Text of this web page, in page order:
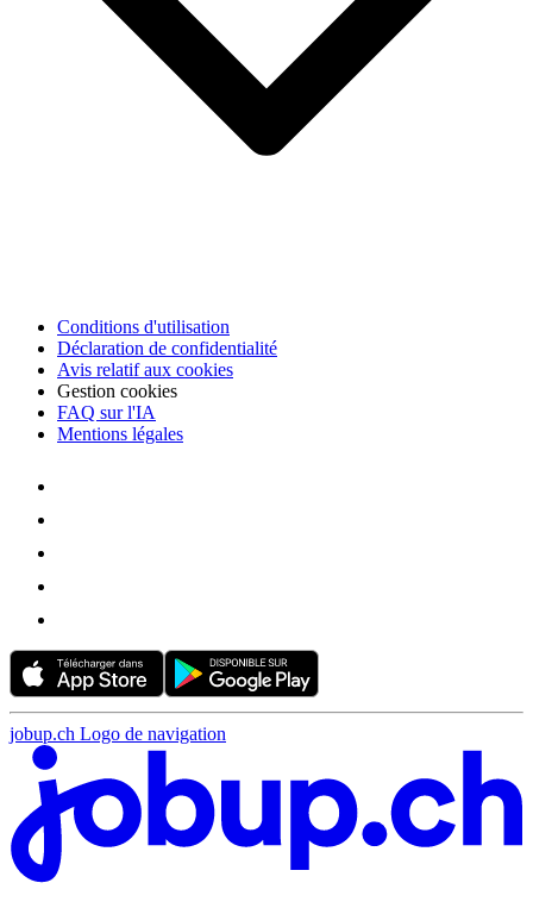
Conditions d'utilisation
Déclaration de confidentialité
Avis relatif aux cookies
Gestion cookies
FAQ sur l'IA
Mentions légales
jobup.ch Logo de navigation